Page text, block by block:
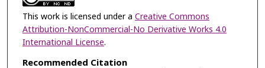
This work is licensed under a Creative Commons
Attribution-NonCommercial-No Derivative Works 4.0
International License.
Recommended Citation